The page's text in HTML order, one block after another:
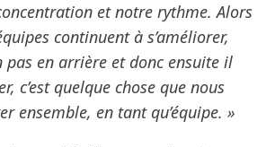
et notre rythme. Alors
continuent à s’améliorer,
pas en arrière et donc ensuite il
c’est quelque chose que nous
ensemble, en tant qu’équipe. »